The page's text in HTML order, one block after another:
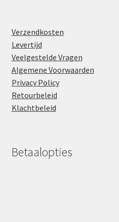
Verzendkosten
Levertijd
Veelgestelde Vragen
Algemene Voorwaarden
Privacy Policy
Retourbeleid
Klachtbeleid
Betaalopties